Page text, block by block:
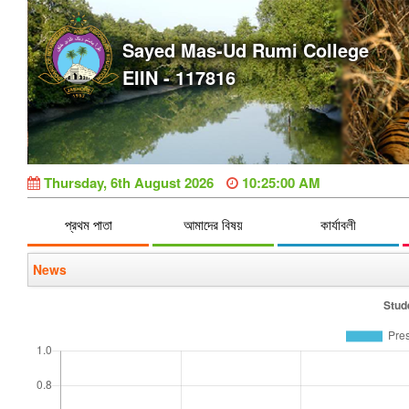
Sayed Mas-Ud Rumi College
EIIN - 117816
Thursday, 6th August 2026 10:25:01 AM
প্রথম পাতা আমাদের বিষয় কার্যাবলী
News